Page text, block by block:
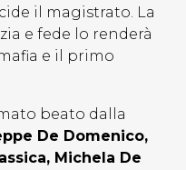
il magistrato. La
e fede lo renderà
e il primo
beato dalla
De Domenico,
Michela De